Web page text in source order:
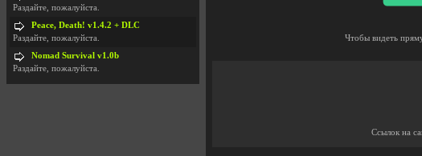
Чтобы видеть
Ссылок на
Раздайте, пожалуйста.
Peace, Death! v1.4.2 + DLC
Раздайте, пожалуйста.
Nomad Survival v1.0b
Раздайте, пожалуйста.